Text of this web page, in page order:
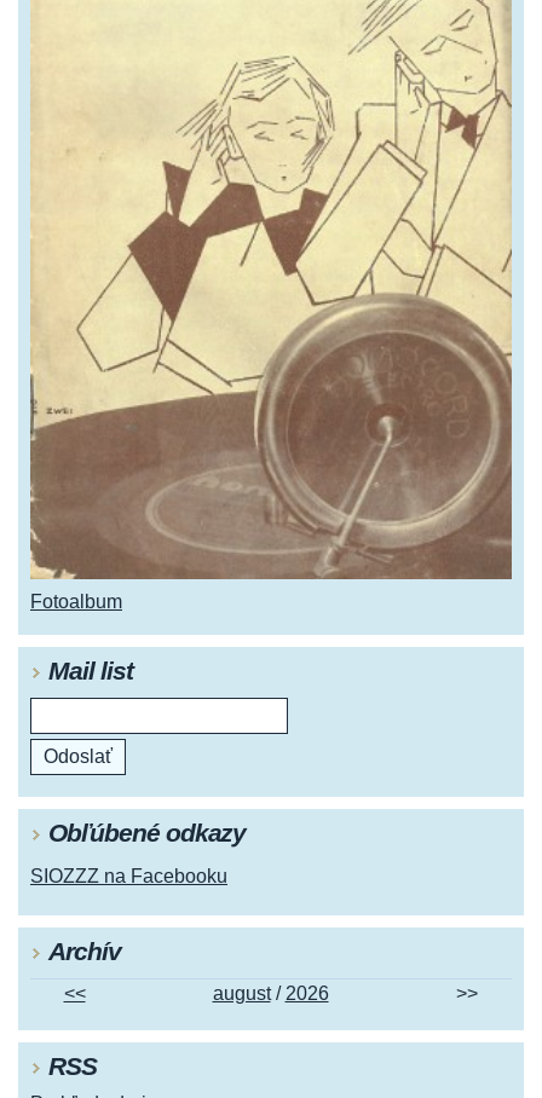
Fotoalbum
Mail list
Obľúbené odkazy
SIOZZZ na Facebooku
Archív
<< august/ 2026 >>
RSS